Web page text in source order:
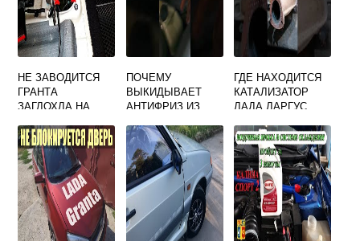
НЕ ЗАВОДИТСЯ
ГРАНТА
ЗАГЛОХЛА НА
КРУТИТ
БЕНЗОНАСОС
РАБОТАЕТ
ПОЧЕМУ
ВЫКИДЫВАЕТ
АНТИФРИЗ ИЗ
ГО БАЧКА НА
ПРИОРЕ
ГДЕ НАХОДИТСЯ
КАТАЛИЗАТОР
ЛАДА ЛАРГУС